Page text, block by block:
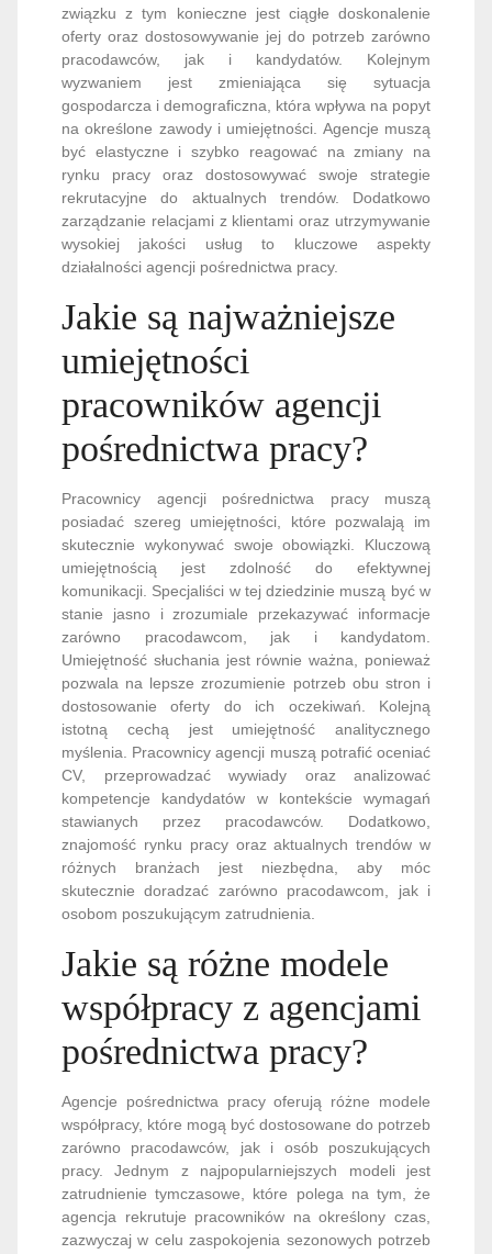
związku z tym konieczne jest ciągłe doskonalenie
oferty oraz dostosowywanie jej do potrzeb zarówno
pracodawców, jak i kandydatów. Kolejnym
wyzwaniem jest zmieniająca się sytuacja
gospodarcza i demograficzna, która wpływa na popyt
na określone zawody i umiejętności. Agencje muszą
być elastyczne i szybko reagować na zmiany na
rynku pracy oraz dostosowywać swoje strategie
rekrutacyjne do aktualnych trendów. Dodatkowo
zarządzanie relacjami z klientami oraz utrzymywanie
wysokiej jakości usług to kluczowe aspekty
działalności agencji pośrednictwa pracy.
Jakie są najważniejsze
umiejętności
pracowników agencji
pośrednictwa pracy?
Pracownicy agencji pośrednictwa pracy muszą
posiadać szereg umiejętności, które pozwalają im
skutecznie wykonywać swoje obowiązki. Kluczową
umiejętnością jest zdolność do efektywnej
komunikacji. Specjaliści w tej dziedzinie muszą być w
stanie jasno i zrozumiale przekazywać informacje
zarówno pracodawcom, jak i kandydatom.
Umiejętność słuchania jest równie ważna, ponieważ
pozwala na lepsze zrozumienie potrzeb obu stron i
dostosowanie oferty do ich oczekiwań. Kolejną
istotną cechą jest umiejętność analitycznego
myślenia. Pracownicy agencji muszą potrafić oceniać
CV, przeprowadzać wywiady oraz analizować
kompetencje kandydatów w kontekście wymagań
stawianych przez pracodawców. Dodatkowo,
znajomość rynku pracy oraz aktualnych trendów w
różnych branżach jest niezbędna, aby móc
skutecznie doradzać zarówno pracodawcom, jak i
osobom poszukującym zatrudnienia.
Jakie są różne modele
współpracy z agencjami
pośrednictwa pracy?
Agencje pośrednictwa pracy oferują różne modele
współpracy, które mogą być dostosowane do potrzeb
zarówno pracodawców, jak i osób poszukujących
pracy. Jednym z najpopularniejszych modeli jest
zatrudnienie tymczasowe, które polega na tym, że
agencja rekrutuje pracowników na określony czas,
zazwyczaj w celu zaspokojenia sezonowych potrzeb